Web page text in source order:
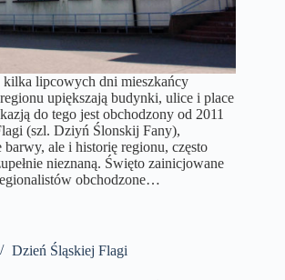
kilka lipcowych dni mieszkańcy
upiększają budynki, ulice i place
do tego jest obchodzony od 2011
(szl. Dziyń Ślonskij Fany),
ale i historię regionu, często
nieznaną. Święto zainicjowane
obchodzone…
Dzień Śląskiej Flagi